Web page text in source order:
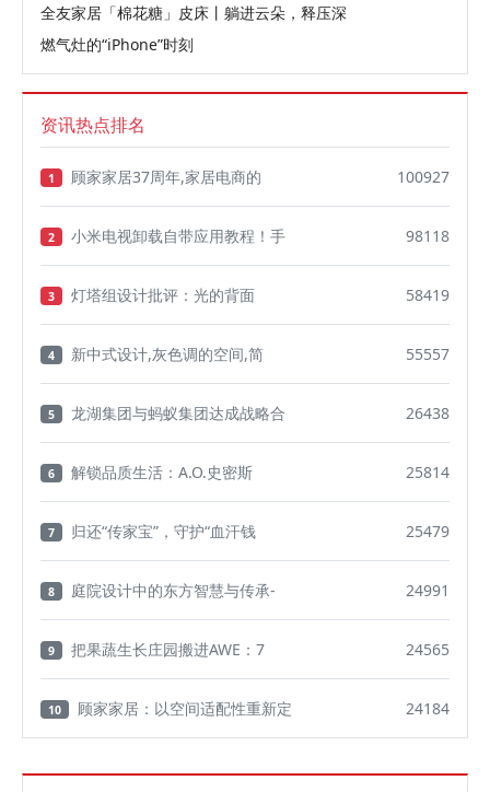
全友家居「棉花糖」皮床丨躺进云朵，释压深
燃气灶的“iPhone”时刻
资讯热点排名
1 顾家家居37周年,家居电商的 100927
2 小米电视卸载自带应用教程！手 98118
3 灯塔组设计批评：光的背面 58419
4 新中式设计,灰色调的空间,简 55557
5 龙湖集团与蚂蚁集团达成战略合 26438
6 解锁品质生活：A.O.史密斯 25814
7 归还“传家宝”，守护“血汗钱 25479
8 庭院设计中的东方智慧与传承- 24991
9 把果蔬生长庄园搬进AWE：7 24565
10 顾家家居：以空间适配性重新定 24184